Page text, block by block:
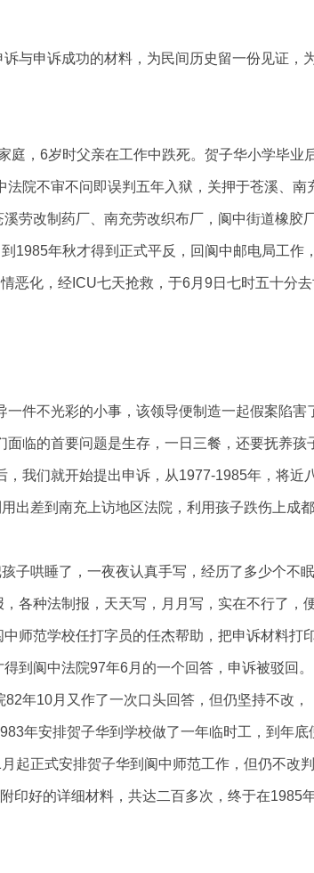
与申诉成功的材料，为民间历史留一份见证，
，6岁时父亲在工作中跌死。贺子华小学毕业
院不审不问即误判五年入狱，关押于苍溪、南
劳改制药厂、南充劳改织布厂，阆中街道橡胶
1985年秋才得到正式平反，回阆中邮电局工作
恶化，经ICU七天抢救，于6月9日七时五十分去
件不光彩的小事，该领导便制造一起假案陷害
临的首要问题是生存，一日三餐，还要抚养孩
我们就开始提出申诉，从1977-1985年，将近
出差到南充上访地区法院，利用孩子跌伤上成
子哄睡了，一夜夜认真手写，经历了多少个不
各种法制报，天天写，月月写，实在不行了，
范学校任打字员的任杰帮助，把申诉材料打印
到阆中法院97年6月的一个回答，申诉被驳回。
年10月又作了一次口头回答，但仍坚持不改，
年安排贺子华到学校做了一年临时工，到年底
正式安排贺子华到阆中师范工作，但仍不改判
印好的详细材料，共达二百多次，终于在1985